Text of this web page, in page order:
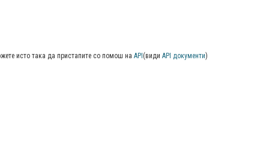
исто така да пристапите со помош на API (види API документи)